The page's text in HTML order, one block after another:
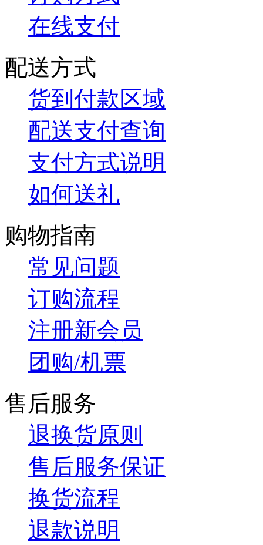
在线支付
配送方式
货到付款区域
配送支付查询
支付方式说明
如何送礼
购物指南
常见问题
订购流程
注册新会员
团购/机票
售后服务
退换货原则
售后服务保证
换货流程
退款说明